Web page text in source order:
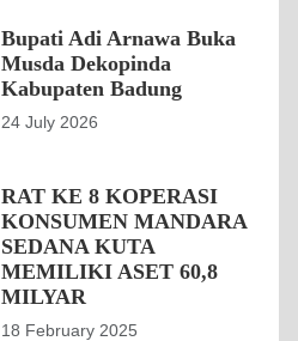
Bupati Adi Arnawa Buka
Musda Dekopinda
Kabupaten Badung
24 July 2026
RAT KE 8 KOPERASI
KONSUMEN MANDARA
SEDANA KUTA
MEMILIKI ASET 60,8
MILYAR
18 February 2025